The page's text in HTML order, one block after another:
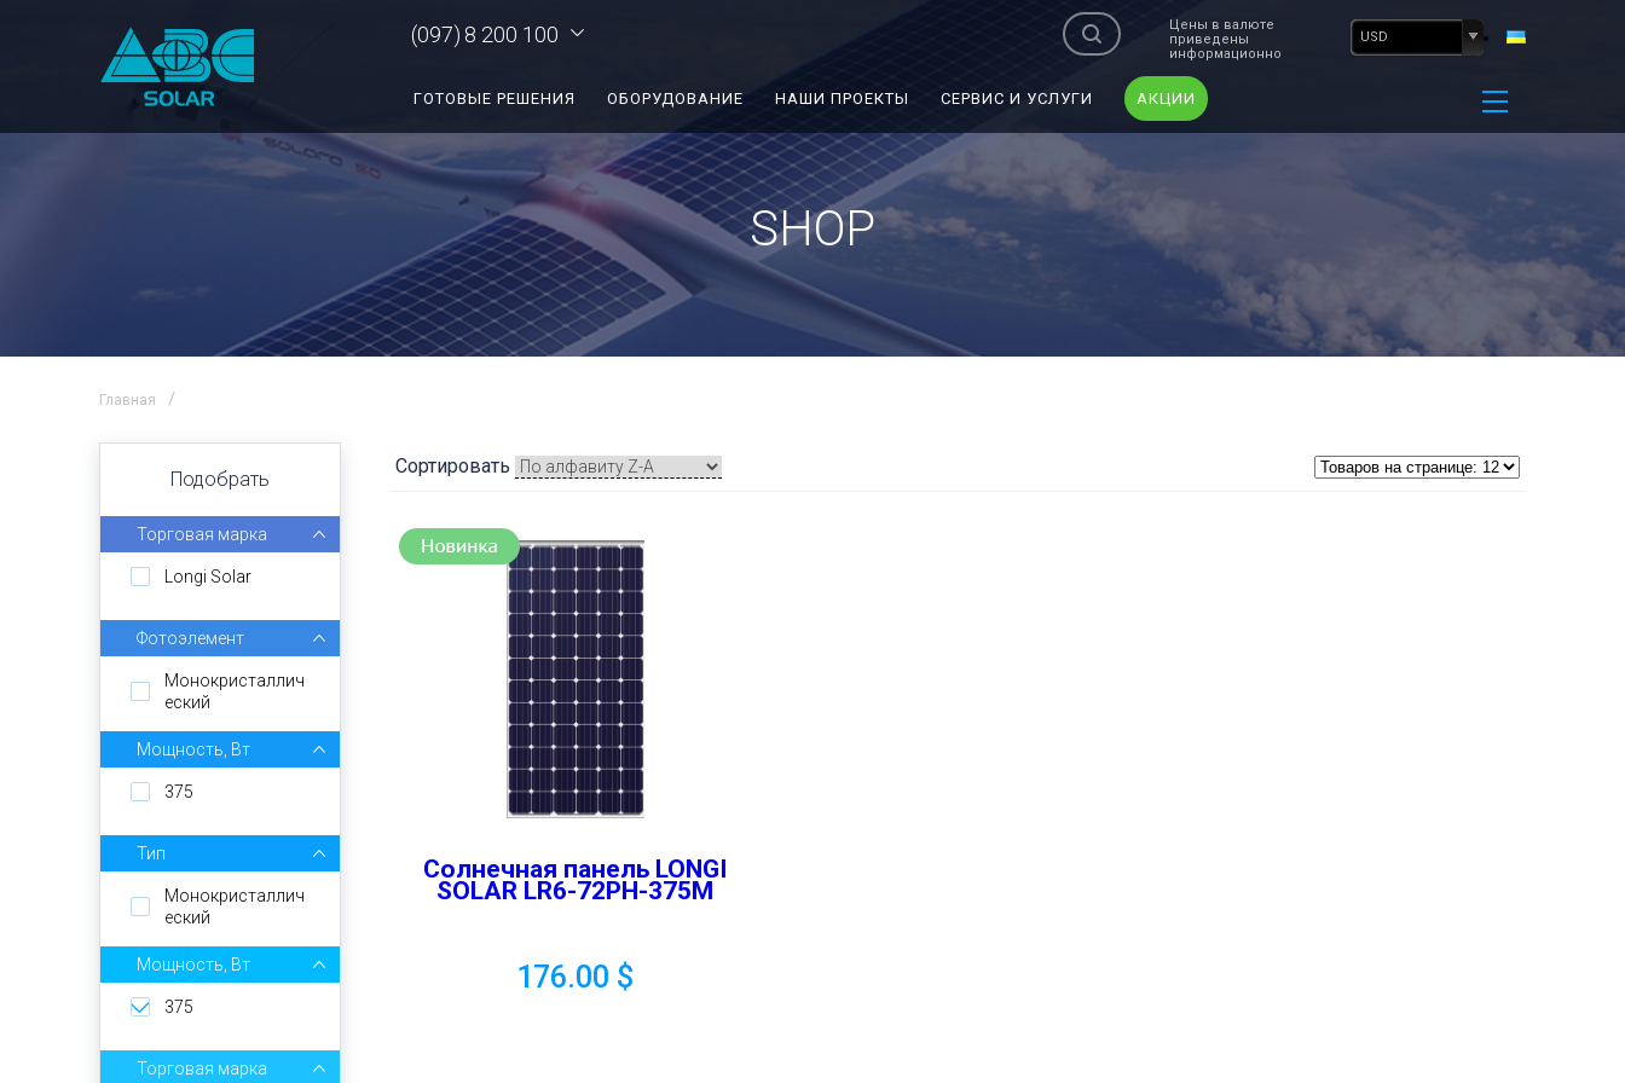
(097) 8 200 100
Цены в валюте
приведены
информационно
USD
ГОТОВЫЕ РЕШЕНИЯ ОБОРУДОВАНИЕ НАШИ ПРОЕКТЫ СЕРВИС И УСЛУГИ АКЦИИ
SHOP
Главная
Подобрать
Торговая марка
Longi Solar
Фотоэлемент
Монокристаллич
еский
Мощность, Вт
375
Тип
Монокристаллич
еский
Мощность, Вт
375
Торговая марка
Сортировать
Солнечная панель LONGI
SOLAR LR6-72PH-375M
176.00 $